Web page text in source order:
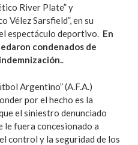
River Plate” y
Vélez Sarsfield”, en su
espectáculo deportivo. En
condenados de
.
Argentino” (A.F.A.)
por el hecho es la
el siniestro denunciado
fuera concesionado a
control y la seguridad de los